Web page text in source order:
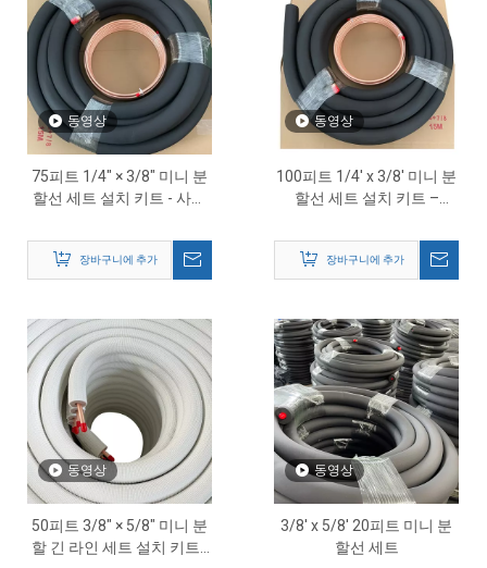
동영상
75피트 1/4″ × 3/8″ 미니 분
할선 세트 설치 키트 - 사전
장바구니에 추가
동영상
100피트 1/4' x 3/8' 미니 분
할선 세트 설치 키트 –
파이프
장바구니에 추가
동영상
50피트 3/8″ × 5/8″ 미니 분
할 긴 라인 세트 설치 키트 -
동영상
3/8' x 5/8' 20피트 미니 분
할선 세트